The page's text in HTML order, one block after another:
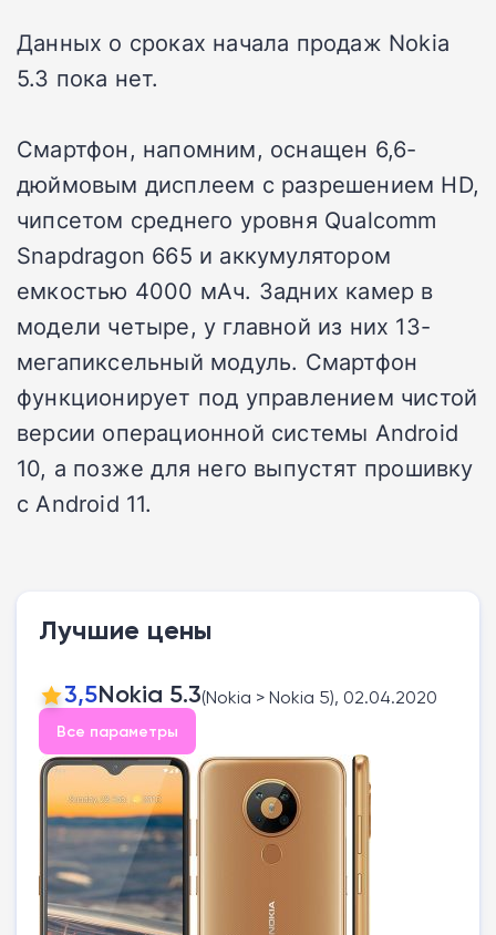
Данных о сроках начала продаж Nokia
5.3 пока нет.
Смартфон, напомним, оснащен 6,6-
дюймовым дисплеем с разрешением HD,
чипсетом среднего уровня Qualcomm
Snapdragon 665 и аккумулятором
емкостью 4000 мАч. Задних камер в
модели четыре, у главной из них 13-
мегапиксельный модуль. Смартфон
функционирует под управлением чистой
версии операционной системы Android
10, а позже для него выпустят прошивку
с Android 11.
Лучшие цены
3,5Nokia 5.3(Nokia > Nokia 5), 02.04.2020
Все параметры